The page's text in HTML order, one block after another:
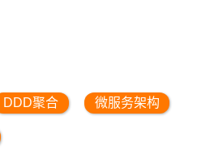
DDD聚合 微服务架构